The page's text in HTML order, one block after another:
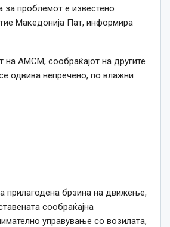
за проблемот е известено
Македонија Пат, информира
на АМСМ, сообраќајот на другите
одвива непречено, по влажни
прилагодена брзина на движење,
сообраќајна
управување со возилата,